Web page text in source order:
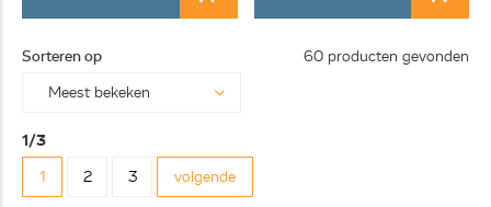
Sorteren op 60 producten gevonden
1/3
1
2 3 volgende